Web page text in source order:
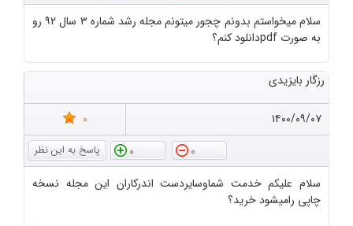
سلام میخواستم بدونم چجور میتونم مجله رشد شماره ۳ سال ۹۲ رو
به صورت pdfدانلود کنم؟
رزگار بایزیدی
۱۴۰۰/۰۹/۰۷
0
0
0
سلام علیکم خدمت شماوسایردست اندرکاران این مجله نسخه
چاپی رامیشود خرید؟